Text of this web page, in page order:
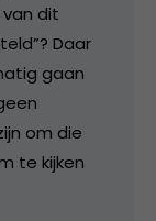
dit
Daar
gaan
om die
te kijken